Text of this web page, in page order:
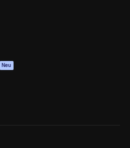
Neu